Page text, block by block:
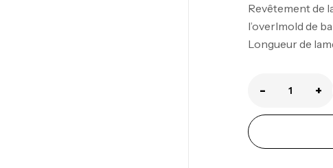
Revêtement de
l’overlmold de
Longueur de
- +